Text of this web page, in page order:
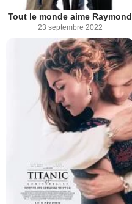
Tout le monde aime Raymond
23 septembre 2022